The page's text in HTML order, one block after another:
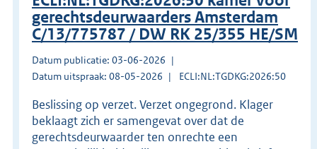
gerechtsdeurwaarders Amsterdam
C/13/775787 / DW RK 25/355 HE/SM
Datum publicatie: 03-06-2026
Datum uitspraak: 08-05-2026
ECLI:NL:TGDKG:2026:50
Beslissing op verzet. Verzet ongegrond. Klager
beklaagt zich er samengevat over dat de
gerechtsdeurwaarder ten onrechte een